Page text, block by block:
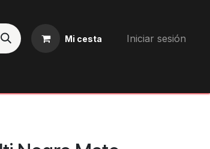
Mi cesta Iniciar sesión